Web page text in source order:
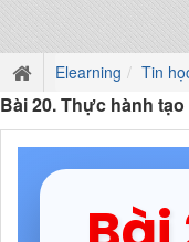
Elearning Tin
Bài 20. Thực hành